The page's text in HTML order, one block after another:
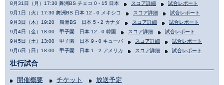
8月31日（月）17:30 舞洲BS チェコ 0 - 15 日本
スコア詳細
試合レポート
9月1日（火）17:30 舞洲BS 日本 12 - 0 メキシコ
スコア詳細
試合レポート
9月3日（木）19:20 舞洲BS 日本 5 - 2 カナダ
スコア詳細
試合レポート
9月4日（金）18:00 甲子園 日本 12 - 0 韓国
スコア詳細
試合レポート
9月5日（土）13:00 甲子園 日本 9 - 0 キューバ
スコア詳細
試合レポート
9月6日（日）18:00 甲子園 日本 1 - 2 アメリカ
スコア詳細 試合レポート
壮行試合
開催概要 チケット 放送予定